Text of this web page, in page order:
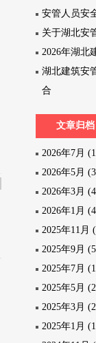
安管人员安
关于湖北安
2026年湖北
湖北建筑安
合
文章归档
2026年7月
2026年5月
2026年3月
2026年1月
2025年11月
2025年9月
2025年7月
2025年5月
2025年3月
2025年1月